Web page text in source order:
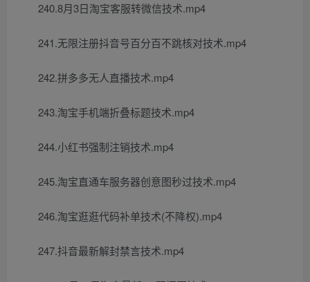
240.8月3日淘宝客服转微信技术.mp4
241.无限注册抖音号百分百不跳核对技术.mp4
242.拼多多无人直播技术.mp4
243.淘宝手机端折叠标题技术.mp4
244.小红书强制注销技术.mp4
245.淘宝直通车服务器创意图秒过技术.mp4
246.淘宝逛逛代码补单技术(不降权).mp4
247.抖音最新解封禁言技术.mp4